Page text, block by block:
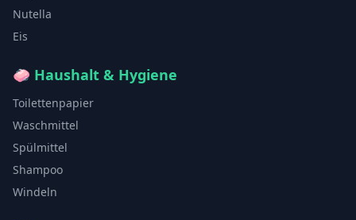
Nutella
Eis
🧼 Haushalt & Hygiene
Toilettenpapier
Waschmittel
Spülmittel
Shampoo
Windeln